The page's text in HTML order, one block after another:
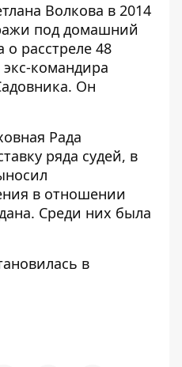
Волкова в 2014
под домашний
о расстреле 48
командира
Он
Рада
ряда судей, в
в отношении
Среди них была
в